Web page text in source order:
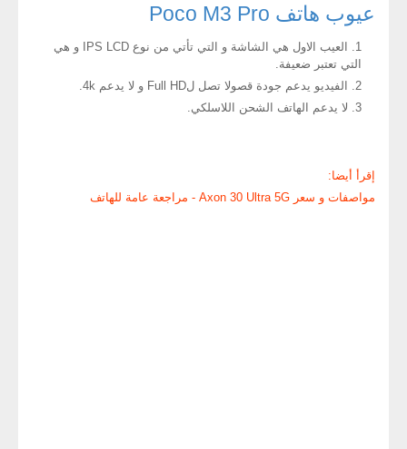
عيوب هاتف Poco M3 Pro
العيب الاول هي الشاشة و التي تأتي من نوع IPS LCD و هي
التي تعتبر ضعيفة.
الفيديو يدعم جودة قصولا تصل لFull HD و لا يدعم 4k.
لا يدعم الهاتف الشحن اللاسلكي.
إقرأ أيضا:
مواصفات و سعر Axon 30 Ultra 5G - مراجعة عامة للهاتف